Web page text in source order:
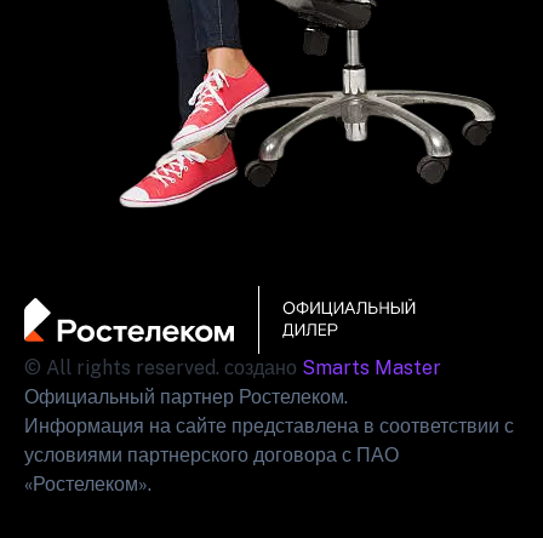
© All rights reserved. создано Smarts Master
Официальный партнер Ростелеком.
Информация на сайте представлена в соответствии с
условиями партнерского договора с ПАО
«Ростелеком».